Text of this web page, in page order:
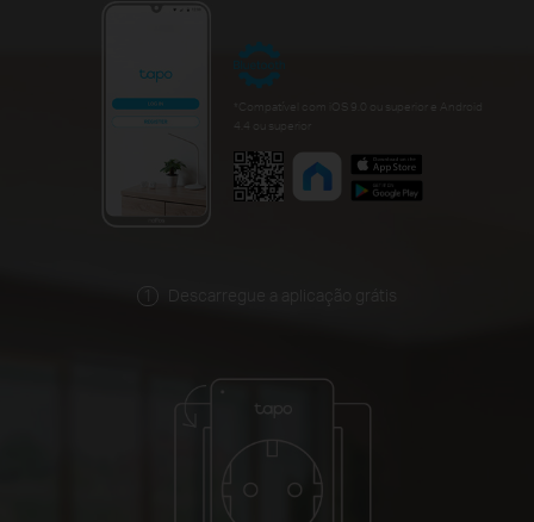
*Compatível com iOS 9.0 ou superior e Android
4.4 ou superior
Descarregue a aplicação grátis